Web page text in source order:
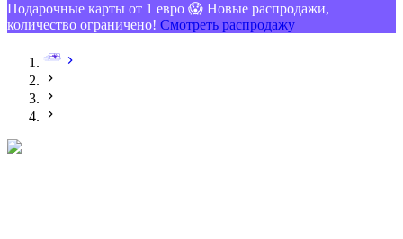
Подарочные карты от 1 евро 😱 Новые распродажи,
количество ограничено! Смотреть распродажу